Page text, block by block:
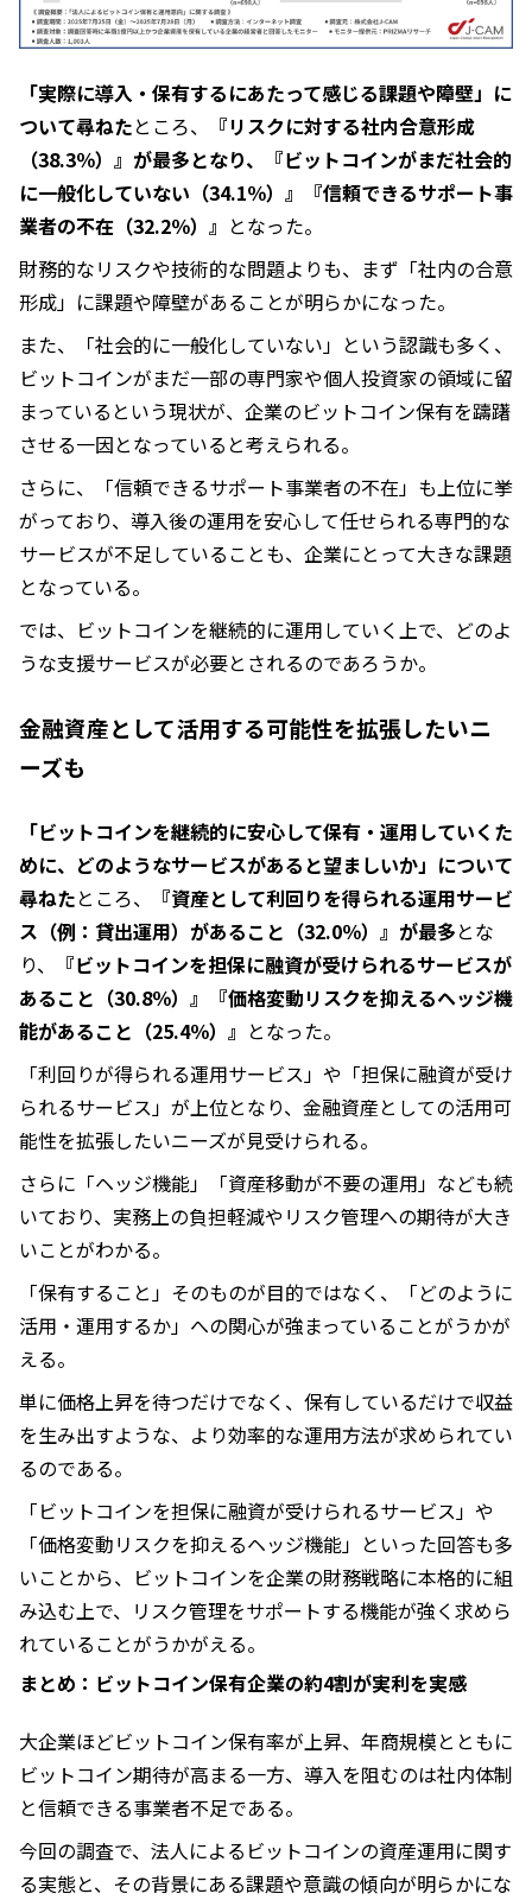
「実際に導入・保有するにあたって感じる課題や障壁」に
ついて尋ねたところ、
『リスクに対する社内合意形成
（38.3％）』が最多となり、『ビットコインがまだ社会的
に一般化していない（34.1％）』『信頼できるサポート事
業者の不在（32.2％）』 となった。
財務的なリスクや技術的な問題よりも、まず「社内の合意
形成」に課題や障壁があることが明らかになった。
また、「社会的に一般化していない」という認識も多く、
ビットコインがまだ一部の専門家や個人投資家の領域に留
まっているという現状が、企業のビットコイン保有を躊躇
させる一因となっていると考えられる。
さらに、「信頼できるサポート事業者の不在」も上位に挙
がっており、導入後の運用を安心して任せられる専門的な
サービスが不足していることも、企業にとって大きな課題
となっている。
では、ビットコインを継続的に運用していく上で、どのよ
うな支援サービスが必要とされるのであろうか。
金融資産として活用する可能性を拡張したいニ
ーズも
「ビットコインを継続的に安心して保有・運用していくた
めに、どのようなサービスがあると望ましいか」について
尋ねたところ、
『資産として利回りを得られる運用サービ
ス（例：貸出運用）があること（32.0％）』が最多とな
り、
『ビットコインを担保に融資が受けられるサービスが
あること（30.8％）』『価格変動リスクを抑えるヘッジ機
能があること（25.4％）』 となった。
「利回りが得られる運用サービス」や「担保に融資が受け
られるサービス」が上位となり、金融資産としての活用可
能性を拡張したいニーズが見受けられる。
さらに「ヘッジ機能」「資産移動が不要の運用」なども続
いており、実務上の負担軽減やリスク管理への期待が大き
いことがわかる。
「保有すること」そのものが目的ではなく、「どのように
活用・運用するか」への関心が強まっていることがうかが
える。
単に価格上昇を待つだけでなく、保有しているだけで収益
を生み出すような、より効率的な運用方法が求められてい
るのである。
「ビットコインを担保に融資が受けられるサービス」や
「価格変動リスクを抑えるヘッジ機能」といった回答も多
いことから、ビットコインを企業の財務戦略に本格的に組
み込む上で、リスク管理をサポートする機能が強く求めら
れていることがうかがえる。
まとめ：ビットコイン保有企業の約4割が実利を実感
大企業ほどビットコイン保有率が上昇、年商規模とともに
ビットコイン期待が高まる一方、導入を阻むのは社内体制
と信頼できる事業者不足である。
今回の調査で、法人によるビットコインの資産運用に関す
る実態と、その背景にある課題や意識の傾向が明らかにな